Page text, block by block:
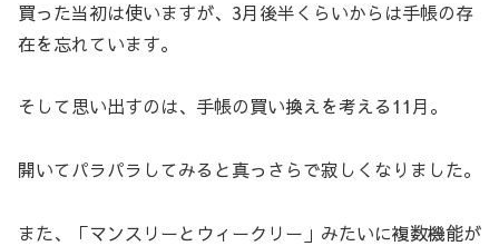
買った当初は使いますが、3月後半くらいからは手帳の存
在を忘れています。
そして思い出すのは、手帳の買い換えを考える11月。
開いてパラパラしてみると真っさらで寂しくなりました。
また、「マンスリーとウィークリー」みたいに複数機能が